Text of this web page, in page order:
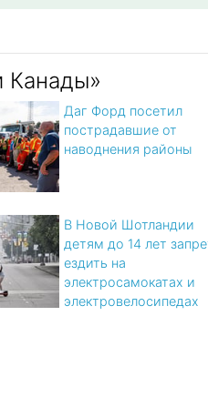
Канады»
Даг Форд посетил
пострадавшие от
наводнения районы
В Новой Шотландии
детям до 14 лет
ездить на
электросамокатах и
электровелосипедах